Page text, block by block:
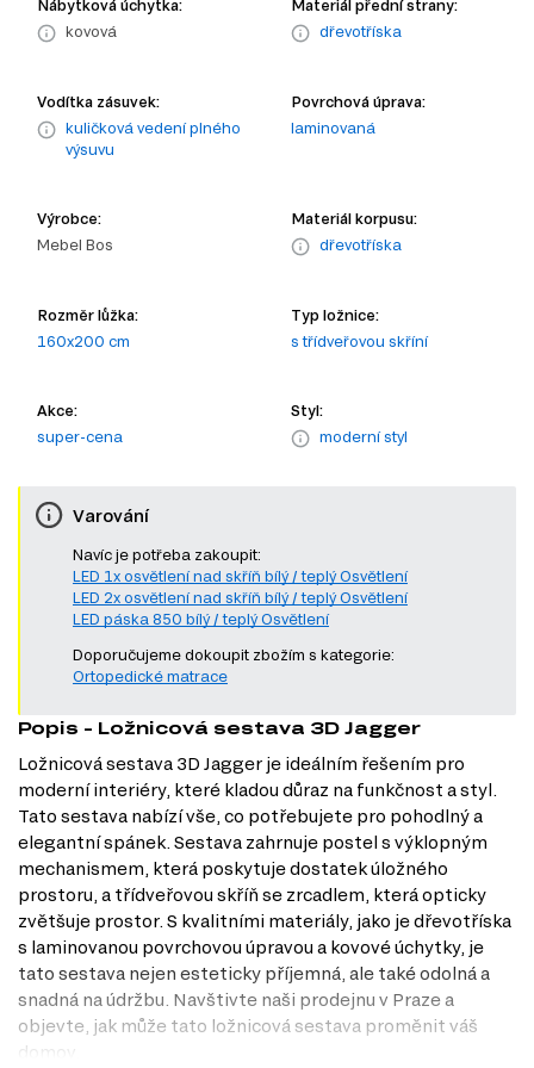
Nábytková úchytka:
kovová
Materiál přední strany:
dřevotříska
Vodítka zásuvek:
kuličková vedení plného
výsuvu
Povrchová úprava:
laminovaná
Výrobce:
Mebel Bos
Materiál korpusu:
dřevotříska
Rozměr lůžka:
160x200 cm
Typ ložnice:
s třídveřovou skříní
Akce:
super-cena
Styl:
moderní styl
Varování
Navíc je potřeba zakoupit:
LED 1x osvětlení nad skříň bílý / teplý Osvětlení
LED 2x osvětlení nad skříň bílý / teplý Osvětlení
LED páska 850 bílý / teplý Osvětlení
Doporučujeme dokoupit zbožím s kategorie:
Ortopedické matrace
Popis - Ložnicová sestava 3D Jagger
Ložnicová sestava 3D Jagger je ideálním řešením pro
moderní interiéry, které kladou důraz na funkčnost a styl.
Tato sestava nabízí vše, co potřebujete pro pohodlný a
elegantní spánek. Sestava zahrnuje postel s výklopným
mechanismem, která poskytuje dostatek úložného
prostoru, a třídveřovou skříň se zrcadlem, která opticky
zvětšuje prostor. S kvalitními materiály, jako je dřevotříska
s laminovanou povrchovou úpravou a kovové úchytky, je
tato sestava nejen esteticky příjemná, ale také odolná a
snadná na údržbu. Navštivte naši prodejnu v Praze a
objevte, jak může tato ložnicová sestava proměnit váš
domov.